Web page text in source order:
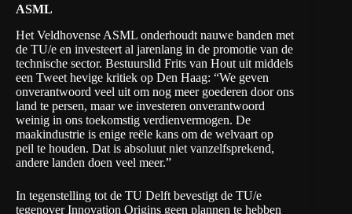
ASML
Het Veldhovense ASML onderhoudt nauwe banden met
de TU/e en investeert al jarenlang in de promotie van de
technische sector. Bestuurslid Frits van Hout uit middels
een Tweet hevige kritiek op Den Haag: “We geven
onverantwoord veel uit om nog meer goederen door ons
land te persen, maar we investeren onverantwoord
weinig in ons toekomstig verdienvermogen. De
maakindustrie is enige reële kans om de welvaart op
peil te houden. Dat is absoluut niet vanzelfsprekend,
andere landen doen veel meer.”
In tegenstelling tot de TU Delft bevestigt de TU/e
tegenover Innovation Origins geen plannen te hebben